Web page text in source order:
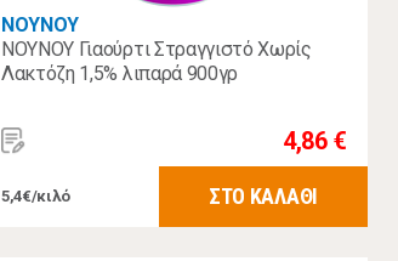
ΝΟΥΝΟΥ
ΝΟΥΝΟΥ Γιαούρτι Στραγγιστό Χωρίς
Λακτόζη 1,5% λιπαρά 900γρ
4,86 €
5,4€/κιλό ΣΤΟ ΚΑΛΑΘΙ